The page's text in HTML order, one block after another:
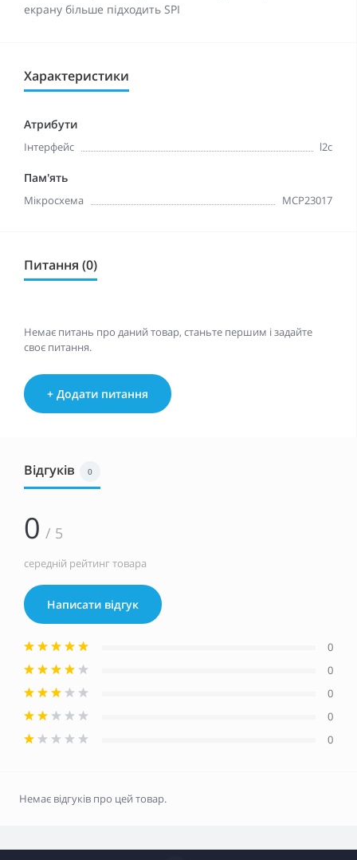
екрану більше підходить SPI
Характеристики
Атрибути
Інтерфейс l2c
Пам'ять
Мікросхема MCP23017
Питання (0)
Немає питань про даний товар, станьте першим і задайте
своє питання.
+ Додати питання
Відгуків 0
0 / 5
середній рейтинг товара
Написати відгук
0
0
0
0
0
Немає відгуків про цей товар.